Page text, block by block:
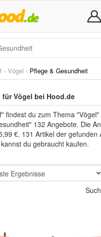
› Vögel › Pflege & Gesundheit
Vögel bei Hood.de
findest du zum Thema
132 Angebote. Die
€. 131 Artikel der gefunden
du gebraucht kaufen.